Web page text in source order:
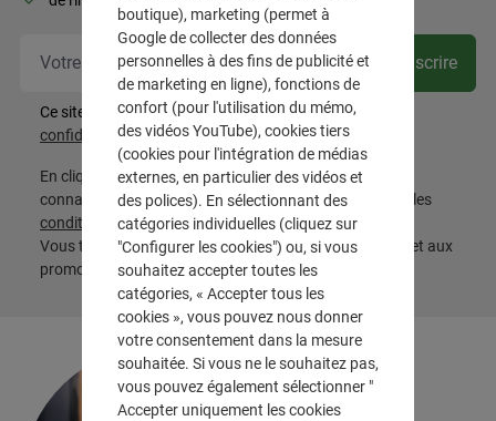
Souscrire
Ce site est protégé par reCAPTCHA et lesRègles de
confidentialitéetConditions d'utilisationde Google.
En cliquant sur « S'abonner », vous confirmez avoir pris
connaissance de lapolitique de confidentialité
, avoir lu les
conditions généraleset les accepter.
Vous trouverez les conditions relatives aux réductions et aux
promotionsici
boutique), marketing (permet à
Google de collecter des données
personnelles à des fins de publicité et
de marketing en ligne), fonctions de
confort (pour l'utilisation du mémo,
des vidéos YouTube), cookies tiers
(cookies pour l'intégration de médias
externes, en particulier des vidéos et
des polices). En sélectionnant des
catégories individuelles (cliquez sur
"Configurer les cookies") ou, si vous
souhaitez accepter toutes les
catégories, « Accepter tous les
cookies », vous pouvez nous donner
votre consentement dans la mesure
souhaitée. Si vous ne le souhaitez pas,
vous pouvez également sélectionner "
Accepter uniquement les cookies